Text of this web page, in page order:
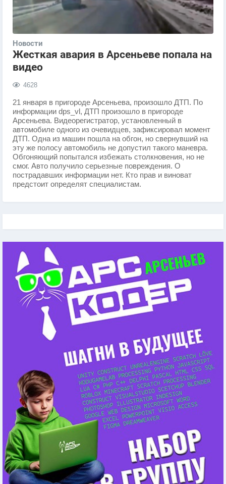
Новости
Жесткая авария в Арсеньеве попала на
видео
4628
21 января в пригороде Арсеньева, произошло ДТП. По
информации dps_vl, ДТП произошло в пригороде
Арсеньева. Видеорегистратор, установленный в
автомобиле одного из очевидцев, зафиксировал момент
ДТП. Одна из машин пошла на обгон, но свернувший на
эту же полосу автомобиль не допустил такого маневра.
Обгоняющий попытался избежать столкновения, но не
смог. Авто получило серьезные повреждения. О
пострадавших информации нет. Кто прав и виноват
предстоит определят специалистам.